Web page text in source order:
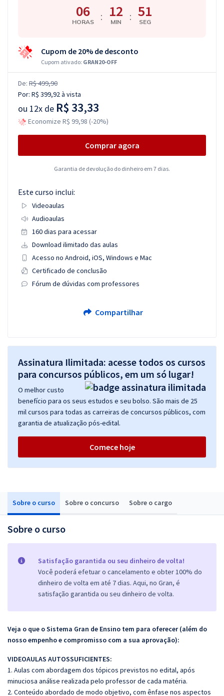
Sobre o curso Sobre o concurso Sobre o cargo
Sobre o curso
Satisfação garantida ou seu dinheiro de volta!
Você poderá efetuar o cancelamento e obter 100% do
dinheiro de volta em até 7 dias. Aqui, no Gran, é
satisfação garantida ou seu dinheiro de volta.
Veja o que o Sistema Gran de Ensino tem para oferecer (além do
nosso empenho e compromisso com a sua aprovação):
VIDEOAULAS AUTOSSUFICIENTES:
1. Aulas com abordagem dos tópicos previstos no edital, após
minuciosa análise realizada pelo professor de cada matéria.
2. Conteúdo abordado de modo objetivo, com ênfase nos aspectos
06
HORAS : 12
MIN : 51
SEG
Cupom de 20% de desconto
Cupom ativado: GRAN20-OFF
De: R$ 499,90
Por: R$ 399,92à vista
ou 12x de R$ 33,33
Economize R$ 99,98 (-20%)
Comprar agora
Garantia de devolução do dinheiro em 7 dias.
Este curso inclui:
Videoaulas
Audioaulas
160 dias para acessar
Download ilimitado das aulas
Acesso no Android, iOS, Windows e Mac
Certificado de conclusão
Fórum de dúvidas com professores
Compartilhar
Assinatura Ilimitada: acesse todos os cursos
para concursos públicos, em um só lugar!
O melhor custo
benefício para os seus estudos e seu bolso. São mais de 25
mil cursos para todas as carreiras de concursos públicos, com
garantia de atualização pós-edital.
Comece hoje